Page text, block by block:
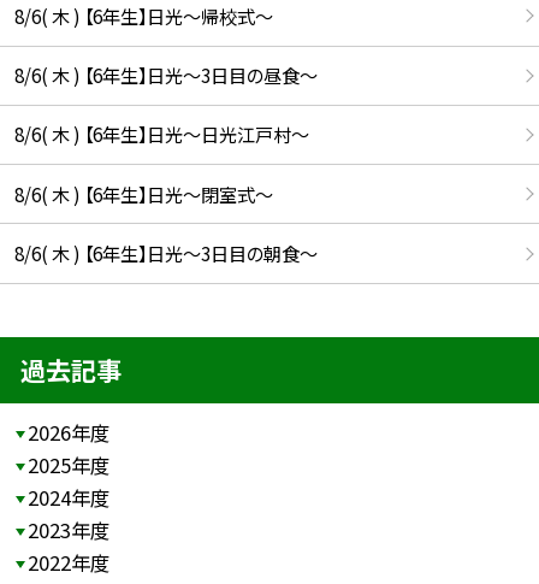
8/6( 木 ) 【6年生】日光〜帰校式〜
8/6( 木 ) 【6年生】日光〜3日目の昼食〜
8/6( 木 ) 【6年生】日光〜日光江戸村〜
8/6( 木 ) 【6年生】日光〜閉室式〜
8/6( 木 ) 【6年生】日光〜3日目の朝食〜
過去記事
2026年度
2025年度
2024年度
2023年度
2022年度